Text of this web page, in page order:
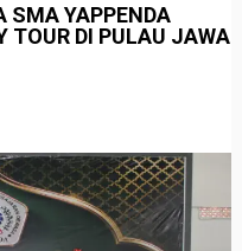
SMA YAPPENDA
TOUR DI PULAU JAWA